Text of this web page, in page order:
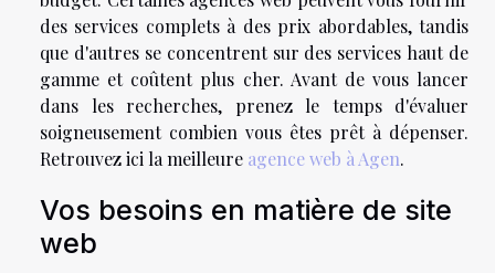
des services complets à des prix abordables, tandis
que d'autres se concentrent sur des services haut de
gamme et coûtent plus cher. Avant de vous lancer
dans les recherches, prenez le temps d'évaluer
soigneusement combien vous êtes prêt à dépenser.
Retrouvez ici la meilleure agence web à Agen.
Vos besoins en matière de site
web